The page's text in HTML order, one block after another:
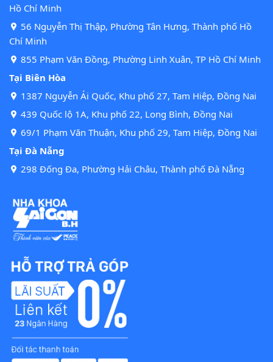
Hồ Chí Minh
56 Nguyễn Thị Thập, Phường Tân Hưng, Thành phố Hồ
Chí Minh
855 Phạm Văn Đồng, Phường Linh Xuân, TP Hồ Chí Minh
Tại Biên Hòa
1387 Nguyễn Ái Quốc, Khu phố 27, Tam Hiệp, Đồng Nai
439 Quốc lộ 1A, Khu phố 22, Long Bình, Đồng Nai
69/1 Phạm Văn Thuận, Khu phố 29, Tam Hiệp, Đồng Nai
Tại Đà Nẵng
298 Đống Đa, Phường Hải Châu, Thành phố Đà Nẵng